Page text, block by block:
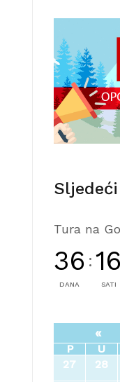
Tura na
36
DANA
: 16
SATI
«
P U
27
28